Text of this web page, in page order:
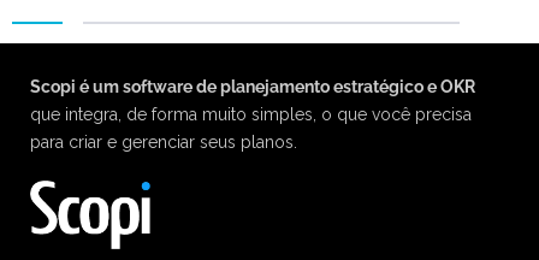
Scopi é um software de planejamento estratégico e OKR
que integra, de forma muito simples, o que você precisa
para criar e gerenciar seus planos.